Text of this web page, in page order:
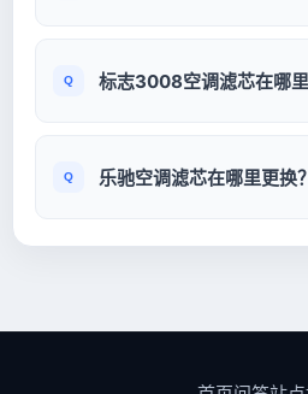
标志3008空调滤芯在哪里
乐驰空调滤芯在哪里更换？